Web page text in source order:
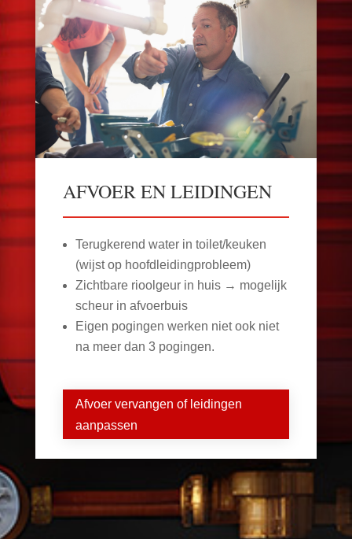
AFVOER EN LEIDINGEN
Terugkerend water in toilet/keuken
(wijst op hoofdleidingprobleem)
Zichtbare rioolgeur in huis → mogelijk
scheur in afvoerbuis
Eigen pogingen werken niet ook niet
na meer dan 3 pogingen.
Afvoer vervangen of leidingen
aanpassen